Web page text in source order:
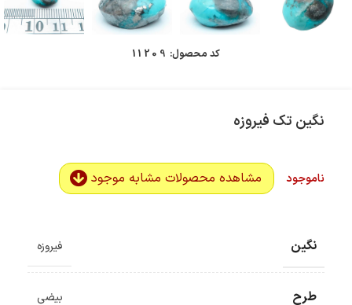
کد محصول: 11209
نگین تک فیروزه
ناموجود مشاهده محصولات مشابه موجود
نگین فیروزه
طرح بیضی